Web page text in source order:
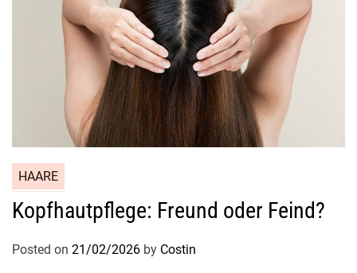
HAARE
Kopfhautpflege: Freund oder Feind?
Posted on 21/02/2026 by Costin